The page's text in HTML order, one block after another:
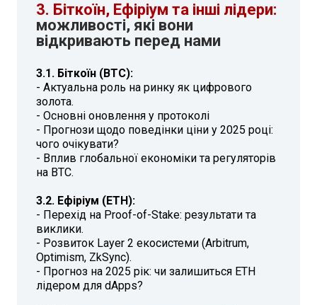
3. Біткоїн, Ефіріум та інші лідери:
можливості, які вони
відкривають перед нами
3.1. Біткоїн (BTC):
- Актуальна роль на ринку як цифрового
золота.
- Основні оновлення у протоколі
- Прогнози щодо поведінки ціни у 2025 році:
чого очікувати?
- Вплив глобальної економіки та регуляторів
на BTC.
3.2. Ефіріум (ETH):
- Перехід на Proof-of-Stake: результати та
виклики.
- Розвиток Layer 2 екосистеми (Arbitrum,
Optimism, ZkSync).
- Прогноз на 2025 рік: чи залишиться ETH
лідером для dApps?